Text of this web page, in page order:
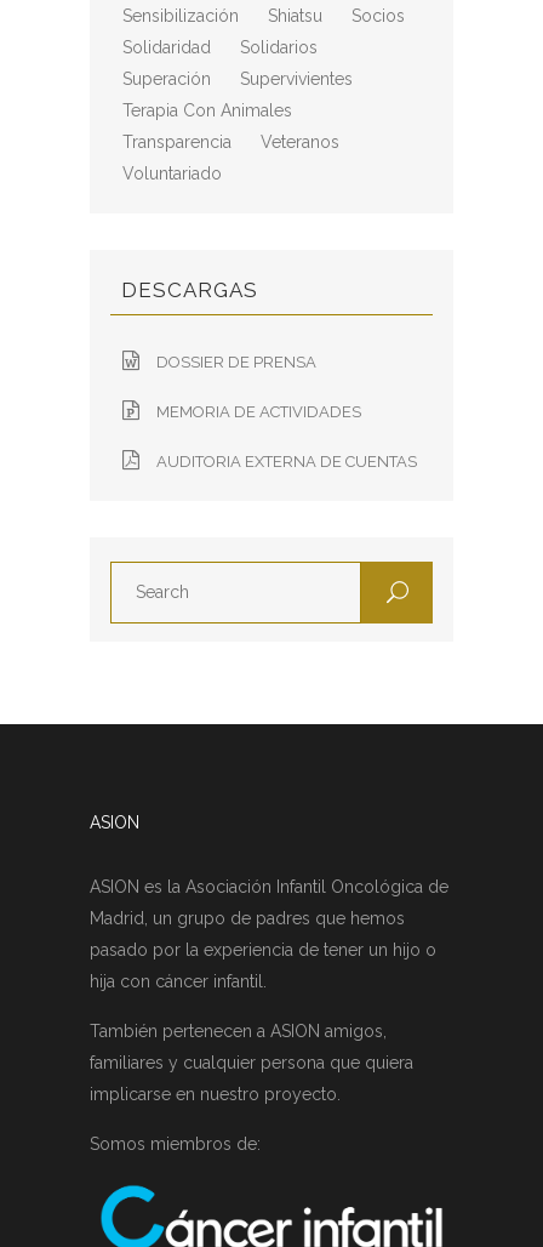
Sensibilización
Shiatsu
Socios
Solidaridad
Solidarios
Superación
Supervivientes
Terapia Con Animales
Transparencia
Veteranos
Voluntariado
DESCARGAS
DOSSIER DE PRENSA
MEMORIA DE ACTIVIDADES
AUDITORIA EXTERNA DE CUENTAS
ASION
ASION es la Asociación Infantil Oncológica de
Madrid, un grupo de padres que hemos
pasado por la experiencia de tener un hijo o
hija con cáncer infantil.
También pertenecen a ASION amigos,
familiares y cualquier persona que quiera
implicarse en nuestro proyecto.
Somos miembros de: